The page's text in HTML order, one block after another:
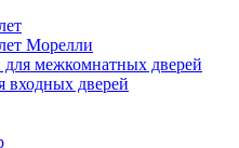
Морелли
межкомнатных дверей
входных дверей